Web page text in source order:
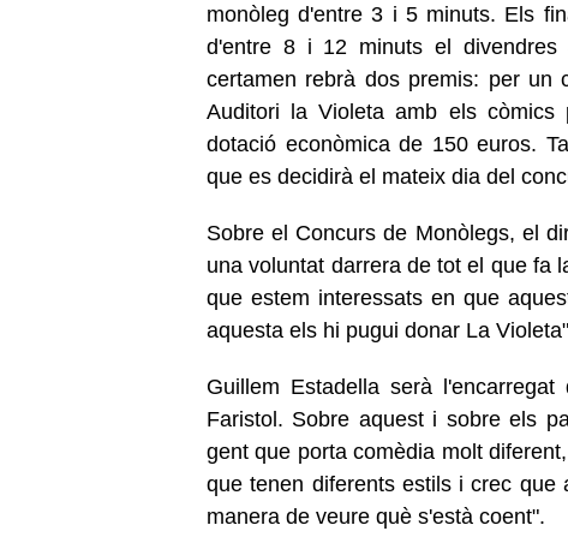
monòleg d'entre 3 i 5 minuts. Els
d'entre 8 i 12 minuts el
certamen rebrà dos premis: per un
Auditori la Violeta amb els
dotació econòmica de 150 euros.
que es decidirà el mateix dia del
Sobre el Concurs de Monòlegs, el
una voluntat darrera de tot el que fa
que estem interessats en que
aquesta els hi pugui donar La
Guillem Estadella serà
Faristol. Sobre aquest i sobre els
gent que porta comèdia molt
que tenen diferents estils i crec
manera de veure què s'està coent".